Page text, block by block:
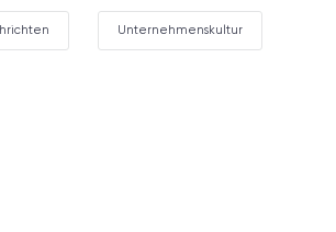
Unternehmenskultur